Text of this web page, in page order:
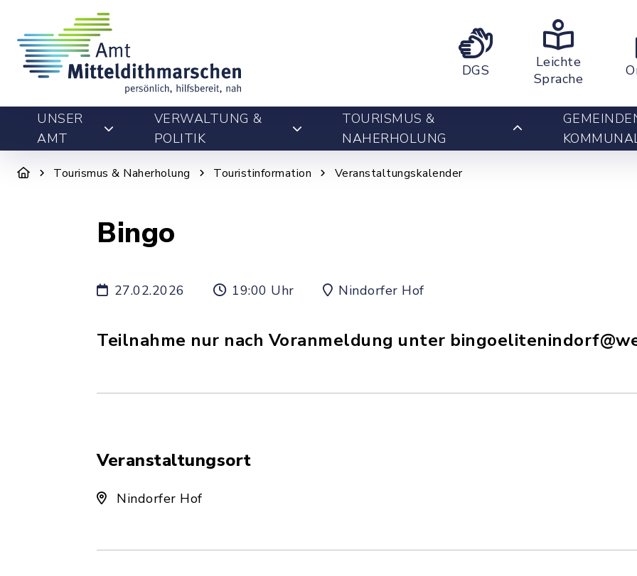
DGS
Leichte
Sprache
UNSER
AMT
VERWALTUNG &
POLITIK
TOURISMUS &
NAHERHOLUNG
Tourismus & Naherholung Touristinformation Veranstaltungskalender
Bingo
27.02.2026 19:00 Uhr Nindorfer Hof
Teilnahme nur nach Voranmeldung unter
Veranstaltungsort
Nindorfer Hof